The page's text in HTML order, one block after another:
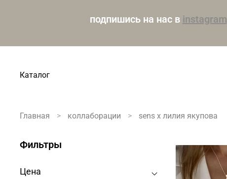
подпишись на нас в instagram
Каталог
Главная коллаборации sens x лилия якупова
Фильтры
Цена